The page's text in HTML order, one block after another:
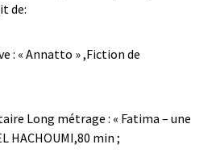
de:
: « Annatto » ,Fiction de
Long métrage : « Fatima – une
HACHOUMI,80 min ;